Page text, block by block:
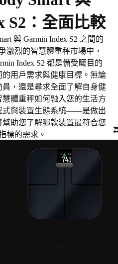
S2：全面比較
與 Garmin Index S2 之間的
激烈的智慧體重秤市場中，
Index S2 都是備受矚目的
用戶需求與健康目標。無論
，還是尋求全面了解自身健
體重秤如何融入您的生活方
與裝置生態系統——是做出
助您了解哪款裝置最符合您
標的需求。